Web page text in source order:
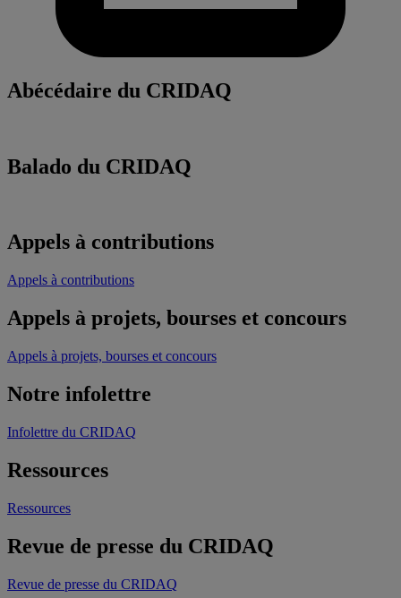
Abécédaire du CRIDAQ
Balado du CRIDAQ
Appels à contributions
Appels à contributions
Appels à projets, bourses et concours
Appels à projets, bourses et concours
Notre infolettre
Infolettre du CRIDAQ
Ressources
Ressources
Revue de presse du CRIDAQ
Revue de presse du CRIDAQ